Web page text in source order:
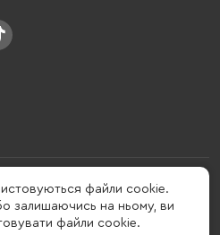
розвивається у сфері смарт
Бренд заснований в 2013 році. Gelius
це стиль життя, який об'єднує в
і практичність.
файли cookie.
залишаючись на ньому, ви
файли cookie.